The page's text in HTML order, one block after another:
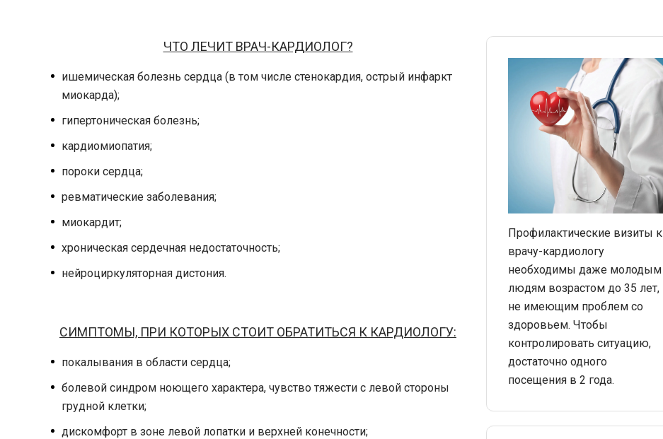
ЧТО ЛЕЧИТ ВРАЧ-КАРДИОЛОГ?
ишемическая болезнь сердца (в том числе стенокардия, острый инфаркт
миокарда);
гипертоническая болезнь;
кардиомиопатия;
пороки сердца;
ревматические заболевания;
миокардит;
хроническая сердечная недостаточность;
нейроциркуляторная дистония.
СИМПТОМЫ, ПРИ КОТОРЫХ СТОИТ ОБРАТИТЬСЯ К КАРДИОЛОГУ:
покалывания в области сердца;
болевой синдром ноющего характера, чувство тяжести с левой стороны
грудной клетки;
дискомфорт в зоне левой лопатки и верхней конечности;
Профилактические визиты к
врачу-кардиологу
необходимы даже молодым
людям возрастом до 35 лет,
не имеющим проблем со
здоровьем. Чтобы
контролировать ситуацию,
достаточно одного
посещения в 2 года.